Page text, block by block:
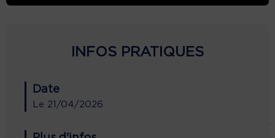
INFOS PRATIQUES
Date
Le 21/04/2026